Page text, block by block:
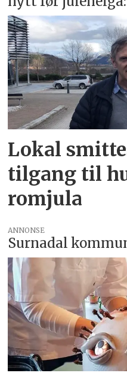
Lokal
tilgang til
romjula
ANNONSE
Surnadal